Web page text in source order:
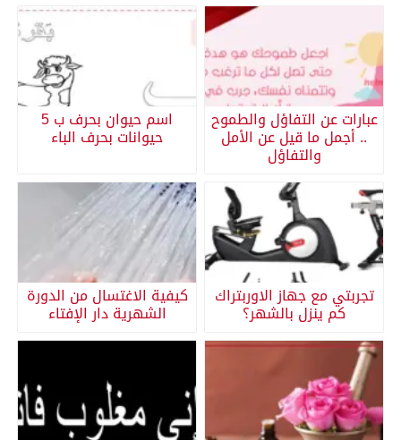
عبارات عن التفاؤل والطموح
.. أجمل ما قيل عن الأمل
والتفاؤل
اسم حيوان بحرف ب 5
حيوانات بحرف الباء
تجربتي مع جهاز الاوربتراك
كم ينزل بالشهر؟
كيفية الاغتسال من الدورة
الشهرية دار الإفتاء